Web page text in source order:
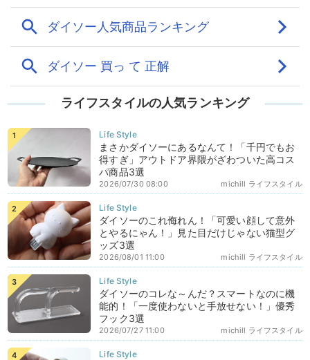
ライフスタイルの人気ランキング
まさかダイソーにあるなんて！「千円でもお
得すぎ」アウトドア界隈がざわついた高コス
パ商品3選
michill ライフスタイル
2026/07/30 08:00
ダイソーのこれ侮れん！「可愛い顔して意外
とやるにゃん！」見た目だけじゃない猫型グ
ッズ3選
michill ライフスタイル
2026/08/01 11:00
ダイソーのコレな～んだ？スマートなのに機
能的！「一度使わないと手放せない！」優秀
フック3選
michill ライフスタイル
2026/07/27 11:00